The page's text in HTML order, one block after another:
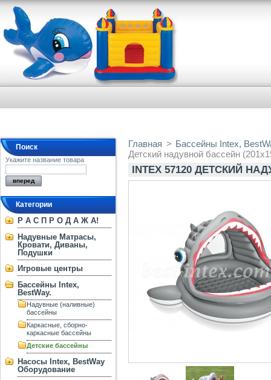
Поиск
Укажите название товара
Категории
Р А С П Р О Д А Ж А!
Надувные Матрасы,
Кровати, Диваны,
Подушки
Игровые центры
Бассейны Intex,
BestWay.
Надувные (наливные)
бассейны
Каркасные, сборно-
каркасные бассейны
Детские бассейны
Насосы Intex, BestWay
Оборудование
Главная > Бассейны Intex,
Детский надувной бассейн
INTEX 57120 ДЕТСКИЙ